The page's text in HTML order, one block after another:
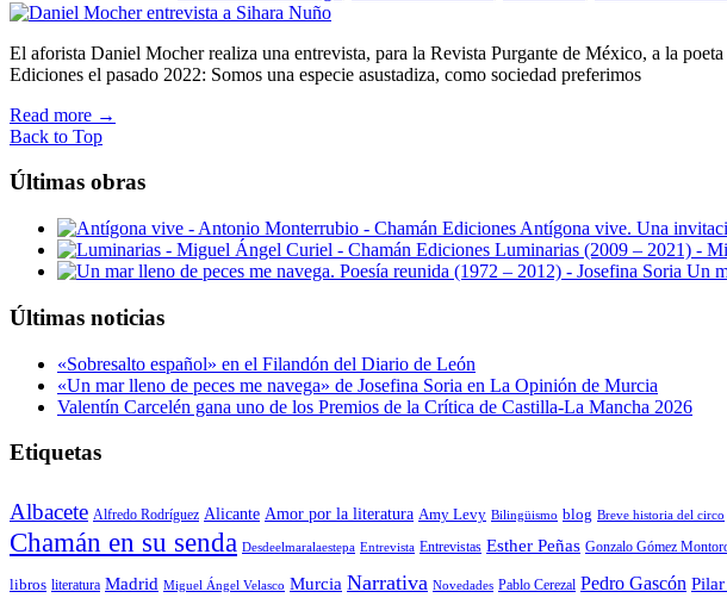
El aforista Daniel Mocher realiza una entrevista, para la Revista Purgante de México, a la
Ediciones el pasado 2022: Somos una especie asustadiza, como sociedad preferimos
Read more →
Back to Top
Últimas obras
Antígona vive. Una
Luminarias (2009 – 2021) -
Un
Últimas noticias
«Sobresalto español» en el Filandón del Diario de León
«Un mar lleno de peces me navega» de Josefina Soria en La Opinión de Murcia
Valentín Carcelén gana uno de los Premios de la Crítica de Castilla-La Mancha 2026
Etiquetas
Albacete Alfredo Rodríguez Alicante Amor por la literatura Amy Levy Bilingüismo blog Breve historia del circo
Chamán en su senda Desdeelmaralaestepa Entrevista Entrevistas Esther Peñas Gonzalo Gómez
libros literatura Madrid Miguel Ángel Velasco Murcia Narrativa Novedades Pablo Cerezal Pedro Gascón